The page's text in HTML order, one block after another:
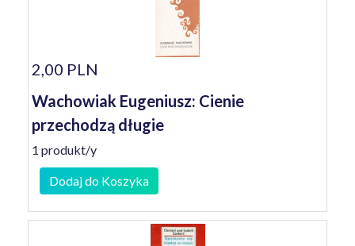
2,00 PLN
Wachowiak Eugeniusz: Cienie
przechodzą długie
1 produkt/y
Dodaj do Koszyka